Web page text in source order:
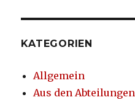
KATEGORIEN
Allgemein
Aus den Abteilungen